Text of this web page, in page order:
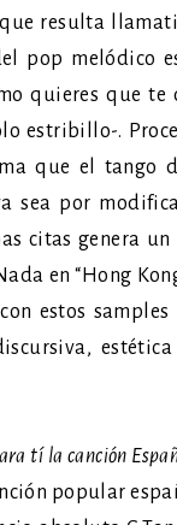
resulta
pop melódico
quieres que
estribillo-.
que el tango
sea por
citas genera
en “Hong
estos
tí la canción
popular